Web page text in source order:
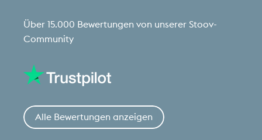
Über 15.000 Bewertungen von unserer Stoov-
Community
Alle Bewertungen anzeigen